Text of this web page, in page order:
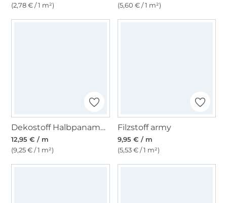
(2,78 € / 1 m²)
(5,60 € / 1 m²)
Dekostoff Halbpanama Gänseblümchen Blüten
12,95 € / m
(9,25 € / 1 m²)
Filzstoff army
9,95 € / m
(5,53 € / 1 m²)